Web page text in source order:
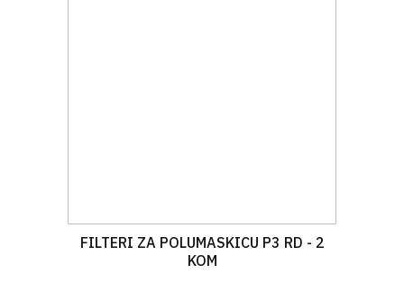
FILTERI ZA POLUMASKICU P3 RD - 2
KOM